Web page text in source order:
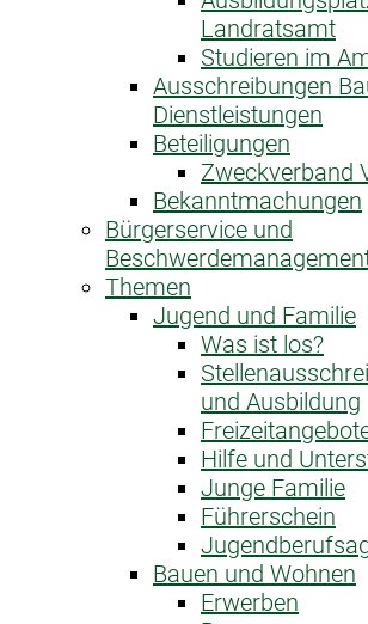
Landratsamt
Studieren im
Ausschreibungen
Dienstleistungen
Beteiligungen
Zweckverband
Bekanntmachungen
Bürgerservice und
Themen
Jugend und Familie
Was ist los?
und Ausbildung
Hilfe und
Junge Familie
Führerschein
Bauen und Wohnen
Erwerben